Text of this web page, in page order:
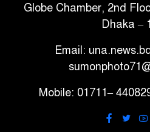
Globe Chamber, 2nd
Dhaka –
Email:
Mobile: 01711–